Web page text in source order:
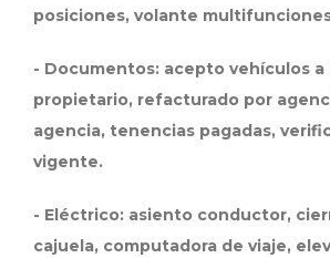
posiciones, volante
- Documentos: acepto vehículos
propietario, refacturado por
agencia, tenencias pagadas,
vigente.
- Eléctrico: asiento conductor,
cajuela, computadora de viaje,